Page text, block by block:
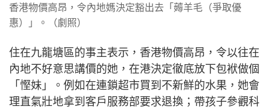
香港物價高昂，令內地媽決定豁出去「薅羊毛（爭取優
惠）」。（劇照）
住在九龍塘區的事主表示，香港物價高昂，令以往在
內地不好意思講價的她，在港決定徹底放下包袱做個
「慳妹」。例如在連鎖超市買到不新鮮的水果，她會
理直氣壯地拿到客戶服務部要求退換；帶孩子參觀科